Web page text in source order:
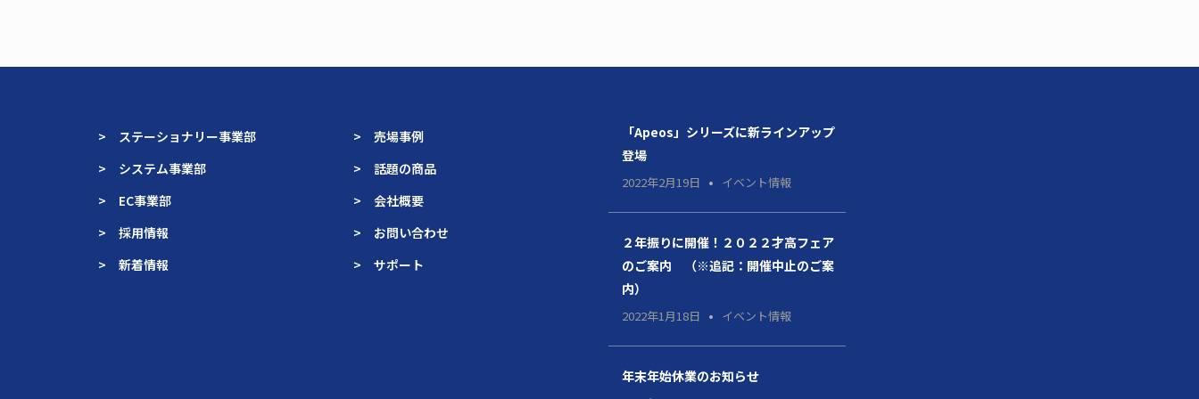
> ステーショナリー事業部
> システム事業部
> EC事業部
> 採用情報
> 新着情報
> 売場事例
> 話題の商品
> 会社概要
> お問い合わせ
> サポート
「Apeos」シリーズに新ラインアップ
登場
2022年2月19日 イベント情報
２年振りに開催！２０２２才高フェア
のご案内 （※追記：開催中止のご案
内）
2022年1月18日 イベント情報
年末年始休業のお知らせ